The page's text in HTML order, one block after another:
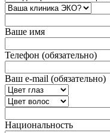
Вашe имя
Телефон (обязательно)
Ваш e-mail (обязательно)
Национальность